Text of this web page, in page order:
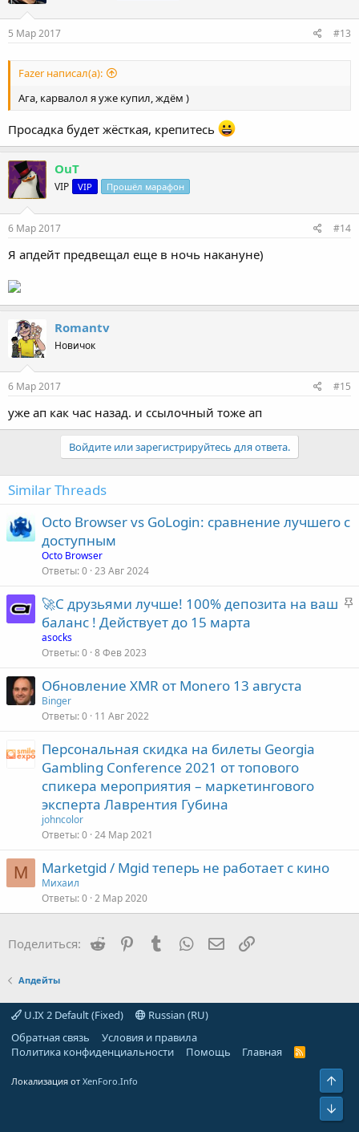
5 Мар 2017 #13
Fazer написал(а):
Ага, карвалол я уже купил, ждём )
Просадка будет жёсткая, крепитесь
OuT
VIP VIP Прошёл марафон
6 Мар 2017 #14
Я апдейт предвещал еще в ночь накануне)
Romantv
Новичок
6 Мар 2017 #15
уже ап как час назад. и ссылочный тоже ап
Войдите или зарегистрируйтесь для ответа.
Similar Threads
Octo Browser vs GoLogin: сравнение лучшего с
доступным
Octo Browser
Ответы 0 23 Авг 2024
З
🚀С друзьями лучше! 100% депозита на ваш
баланс ! Действует до 15 марта
asocks
Ответы 0 8 Фев 2023
Обновление XMR от Monero 13 августа
Binger
Ответы 0 11 Авг 2022
Персональная скидка на билеты Georgia
Gambling Conference 2021 от топового
спикера мероприятия – маркетингового
эксперта Лаврентия Губина
johncolor
Ответы 0 24 Мар 2021
М Marketgid / Mgid теперь не работает с кино
Михаил
Ответы 0 2 Мар 2020
Поделиться: Reddit PinterestTumblrWhatsAppЭлектронная почта
Ссылка
Апдейты
U.IX 2 Default (Fixed)
Russian (RU)
Обратная связь
Условия и правила
Политика конфиденциальности
Помощь Главная
R
Локализация от XenForo.Info